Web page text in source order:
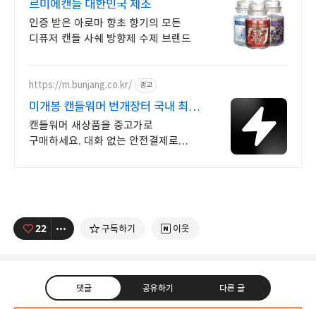
르미에캔들 대한민국 제조
인증 받은 아로마 향초 향기의 모든
디퓨저 캔들 사쉐 방향제 수제 브랜드
https://m.bunjang.co.kr/ 광고
미개봉 캔들워머 번개장터 국내 최대
브랜드 중고거래
캔들워머 새상품을 중고가로
구매하세요. 대화 없는 안전결제로
22 구독하기 이웃
댓글 공유하기 다른 글